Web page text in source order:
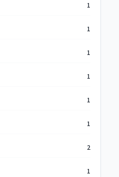
1
1
1
1
1
1
2
1